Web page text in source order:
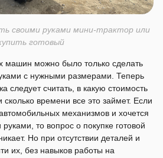
своими руками мини-трактор или
готовый
машин можно было только сделать
с нужными размерами. Теперь
следует считать, в какую стоимость
времени все это займет. Если
механизмов и хочется
то вопрос о покупке готовой
Но при отсутствии деталей и
их, без навыков работы на